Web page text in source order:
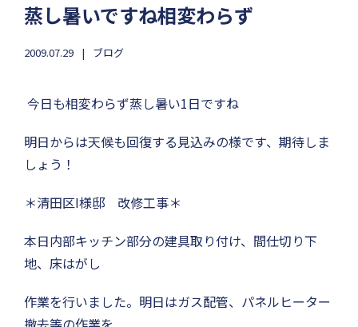
蒸し暑いですね相変わらず
2009.07.29 ブログ
今日も相変わらず蒸し暑い1日ですね
明日からは天候も回復する見込みの様です、期待しま
しょう！
＊清田区I様邸 改修工事＊
本日内部キッチン部分の建具取り付け、間仕切り下
地、床はがし
作業を行いました。明日はガス配管、パネルヒーター